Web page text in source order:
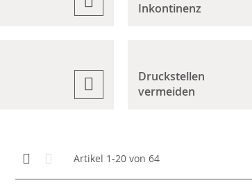
Inkontinenz
Druckstellen
vermeiden
Anzeigen
als
Kachelansicht
Artikel 1-20 von64